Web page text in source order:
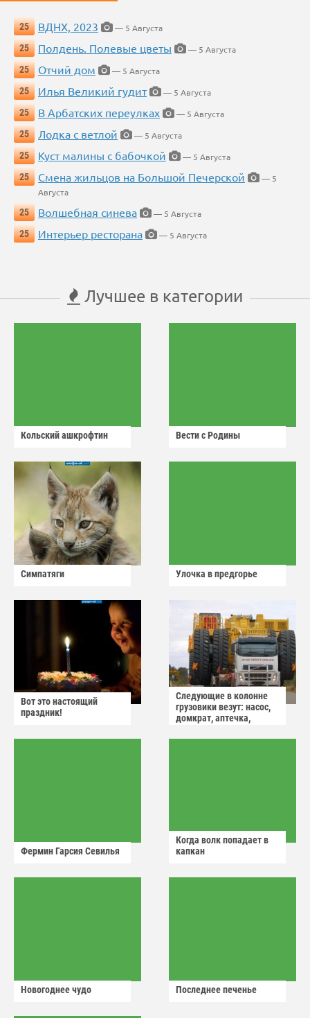
25 ВДНХ, 2023
— 5 Августа
25
Полдень. Полевые цветы
— 5 Августа
25
Отчий дом
— 5 Августа
25
Илья Великий гудит
— 5 Августа
25
В Арбатских переулках
— 5 Августа
25
Лодка с ветлой
— 5 Августа
25
Куст малины с бабочкой
— 5 Августа
25
Смена жильцов на Большой Печерской
— 5
Августа
25
Волшебная синева
— 5 Августа
25
Интерьер ресторана — 5 Августа
Лучшее в категории
Кольский ашкрофтин Вести с Родины
Симпатяги Улочка в предгорье
Вот это настоящий
праздник!
Следующие в колонне
грузовики везут: насос,
домкрат, аптечка,
Фермин Гарсия Севилья
Когда волк попадает в
капкан
Новогоднее чудо Последнее печенье